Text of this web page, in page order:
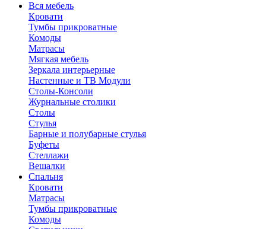
Вся мебель
Кровати
Тумбы прикроватные
Комоды
Матрасы
Мягкая мебель
Зеркала интерьерные
Настенные и ТВ Модули
Столы-Консоли
Журнальные столики
Столы
Стулья
Барные и полубарные стулья
Буфеты
Стеллажи
Вешалки
Cпальня
Кровати
Матрасы
Тумбы прикроватные
Комоды